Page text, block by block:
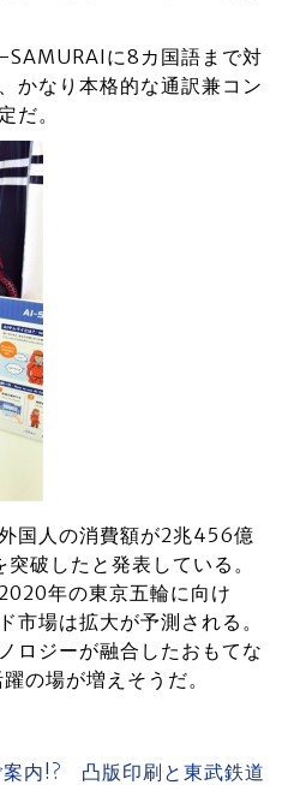
に8カ国語まで対
かなり本格的な通訳兼コン
だ。
国人の消費額が2兆456億
破したと発表している。
年の東京五輪に向け
市場は拡大が予測される。
ロジーが融合したおもてな
の場が増えそうだ。
内!? 凸版印刷と東武鉄道